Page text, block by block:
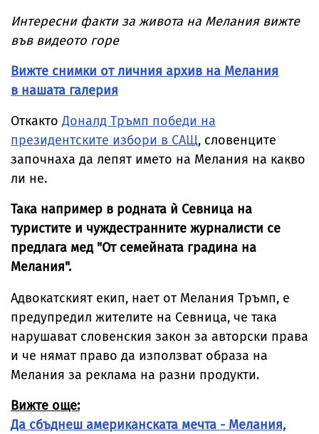
Интересни факти за живота на Мелания вижте
във видеото горе
Вижте снимки от личния архив на Мелания
в нашата галерия
ОткактоДоналд Тръмп победи на
президентските избори в САЩ, словенците
започнаха да лепят името на Мелания на какво
ли не.
Така например в родната ѝ Севница на
туристите и чуждестранните журналисти се
предлага мед "От семейната градина на
Мелания".
Адвокатският екип, нает от Мелания Тръмп, е
предупредил жителите на Севница, че така
нарушават словенския закон за авторски права
и че нямат право да използват образа на
Мелания за реклама на разни продукти.
Вижте още:
Да сбъднеш американската мечта - Мелания,